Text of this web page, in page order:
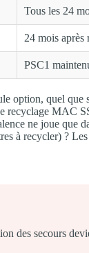
Tous les 24
24 mois après
PSC1
option, quel que
recyclage MAC
ne joue que
à recycler) ?
des secours